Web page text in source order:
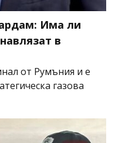
Има ли
в
от Румъния и е
газова